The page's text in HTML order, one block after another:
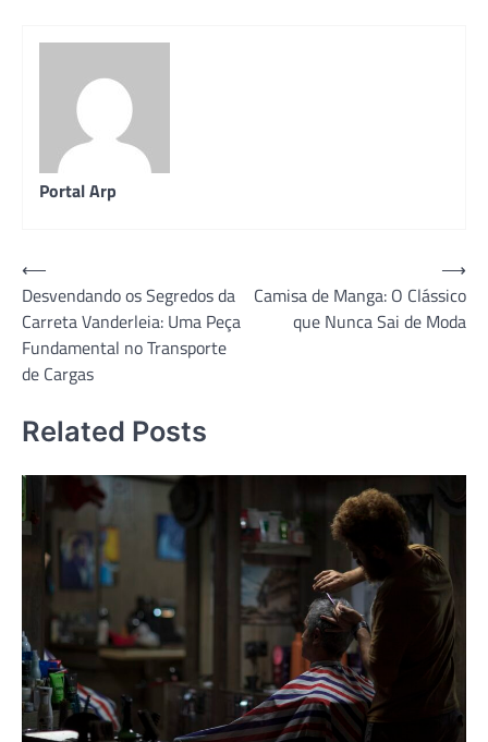
Portal Arp
Navegação
de
Post
⟵
Desvendando os Segredos da
Carreta Vanderleia: Uma Peça
Fundamental no Transporte
de Cargas
Camisa de Manga: O Clássico
que Nunca Sai de Moda
⟶
Related Posts